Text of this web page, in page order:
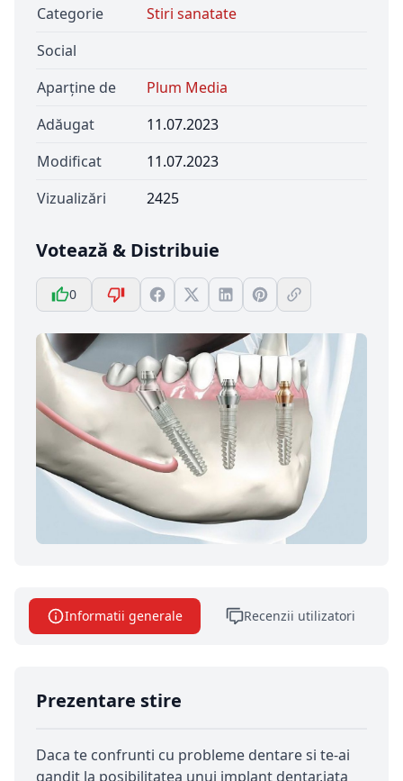
Categorie
Stiri sanatate
Social
Aparține de
Plum Media
Adăugat
11.07.2023
Modificat
11.07.2023
Vizualizări
2425
Votează & Distribuie
0
Informatii generale Recenzii utilizatori
Prezentare stire
Daca te confrunti cu probleme dentare si te-ai
gandit la posibilitatea unui implant dentar,iata